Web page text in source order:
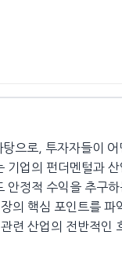
으로, 투자자들이
업의 펀더멘털과
정적 수익을 추구
의 핵심 포인트를 파
련 산업의 전반적인